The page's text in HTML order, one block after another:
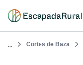
... Cortes de Baza